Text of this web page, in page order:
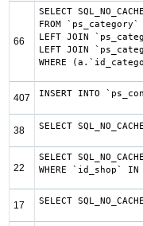
66
SELECT
FROM `ps_category`
LEFT JOIN
LEFT JOIN
WHERE
407 INSERT INTO
38 SELECT
22
SELECT
WHERE `id_shop`
17 SELECT